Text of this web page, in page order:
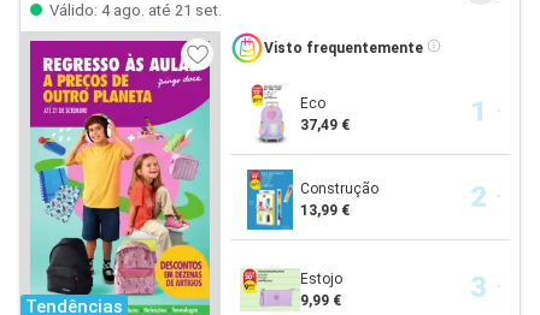
Válido: 4 ago. até 21 set.
Tendências
Visto frequentemente
Eco
37,49 €
Construção
13,99 €
Estojo
9,99 €